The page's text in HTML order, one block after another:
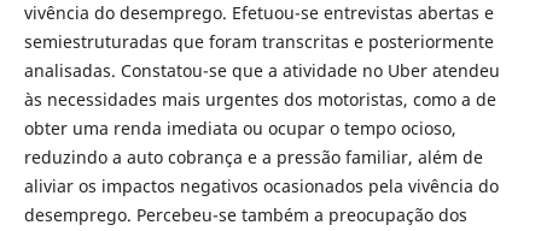
vivência do desemprego. Efetuou-se entrevistas abertas e
semiestruturadas que foram transcritas e posteriormente
analisadas. Constatou-se que a atividade no Uber atendeu
às necessidades mais urgentes dos motoristas, como a de
obter uma renda imediata ou ocupar o tempo ocioso,
reduzindo a auto cobrança e a pressão familiar, além de
aliviar os impactos negativos ocasionados pela vivência do
desemprego. Percebeu-se também a preocupação dos